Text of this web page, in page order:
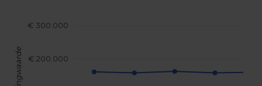
€ 200.000
€ 300.000